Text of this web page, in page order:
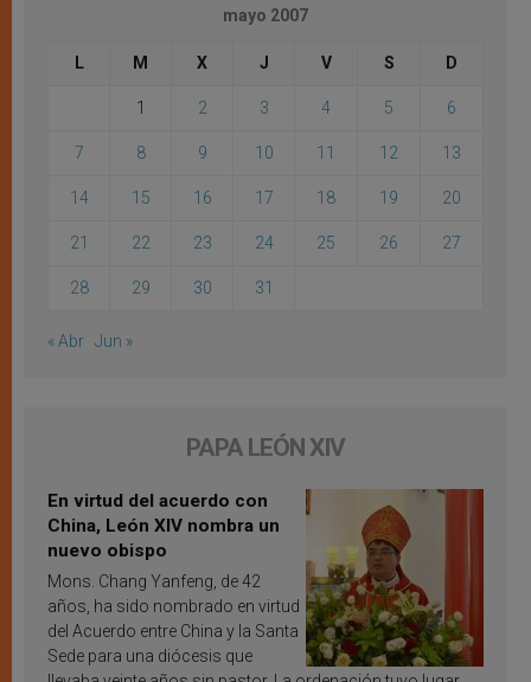
mayo 2007
L M X J V S D
1 2 3 4 5 6
7 8 9 10 11 12 13
14 15 16 17 18 19 20
21 22 23 24 25 26 27
28 29 30 31
« Abr Jun »
PAPA LEÓN XIV
En virtud del acuerdo con
China, León XIV nombra un
nuevo obispo
Mons. Chang Yanfeng, de 42
años, ha sido nombrado en virtud
del Acuerdo entre China y la Santa
Sede para una diócesis que